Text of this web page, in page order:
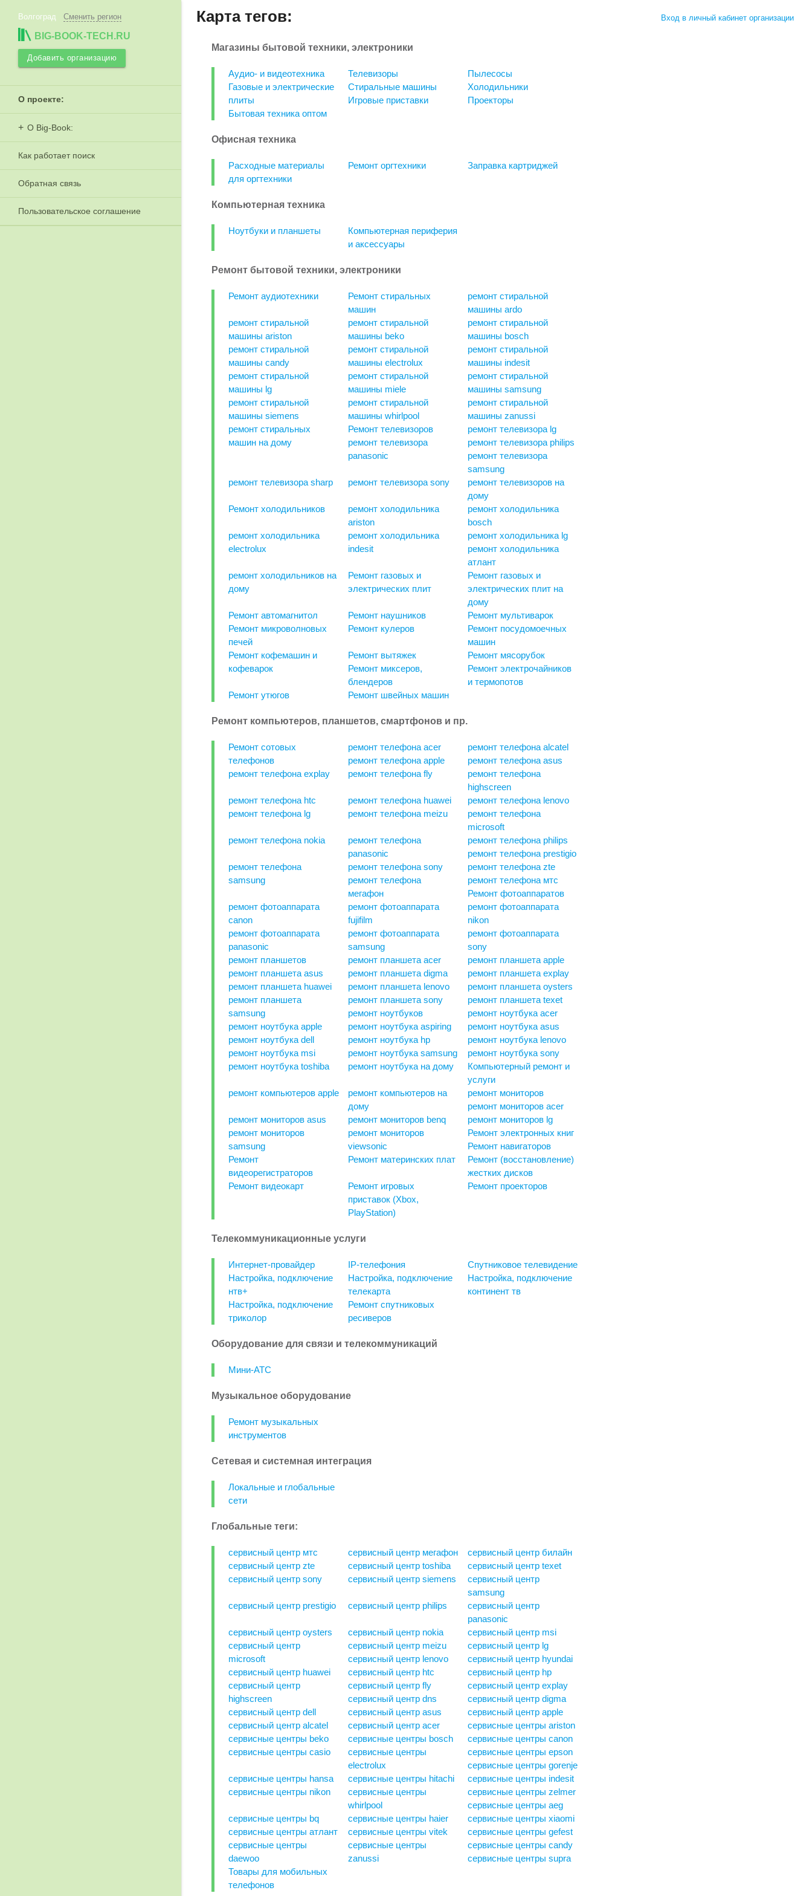
Волгоград Сменить регион
BIG-BOOK-TECH.RU
Добавить организацию
О проекте:
О Big-Book:
Как работает поиск
Обратная связь
Пользовательское соглашение
Карта тегов:
Магазины бытовой техники, электроники
Аудио- и видеотехника Телевизоры
Пылесосы
Газовые и электрические
плиты
Стиральные машины
Холодильники
Игровые приставки
Проекторы
Бытовая техника оптом
Офисная техника
Расходные материалы
для оргтехники
Ремонт оргтехники Заправка картриджей
Компьютерная техника
Ноутбуки и планшеты
Компьютерная периферия
и аксессуары
Ремонт бытовой техники, электроники
Ремонт аудиотехники
Ремонт стиральных
машин
ремонт стиральной
машины ardo
ремонт стиральной
машины ariston
ремонт стиральной
машины beko
ремонт стиральной
машины bosch
ремонт стиральной
машины candy
ремонт стиральной
машины electrolux
ремонт стиральной
машины indesit
ремонт стиральной
машины lg
ремонт стиральной
машины miele
ремонт стиральной
машины samsung
ремонт стиральной
машины siemens
ремонт стиральной
машины whirlpool
ремонт стиральной
машины zanussi
ремонт стиральных
машин на дому
Ремонт телевизоров
ремонт телевизора lg
ремонт телевизора
panasonic
ремонт телевизора philips
ремонт телевизора
samsung
ремонт телевизора sharp
ремонт телевизора sony
ремонт телевизоров на
дому
Ремонт холодильников
ремонт холодильника
ariston
ремонт холодильника
bosch
ремонт холодильника
electrolux
ремонт холодильника
indesit
ремонт холодильника lg
ремонт холодильника
атлант
ремонт холодильников на
дому
Ремонт газовых и
электрических плит
Ремонт газовых и
электрических плит на
дому
Ремонт автомагнитол
Ремонт наушников
Ремонт мультиварок
Ремонт микроволновых
печей
Ремонт кулеров
Ремонт посудомоечных
машин
Ремонт кофемашин и
кофеварок
Ремонт вытяжек
Ремонт мясорубок
Ремонт миксеров,
блендеров
Ремонт электрочайников
и термопотов
Ремонт утюгов
Ремонт швейных машин
Ремонт компьютеров, планшетов, смартфонов и пр.
Ремонт сотовых
телефонов
ремонт телефона acer
ремонт телефона alcatel
ремонт телефона apple
ремонт телефона asus
ремонт телефона explay
ремонт телефона fly
ремонт телефона
highscreen
ремонт телефона htc
ремонт телефона huawei
ремонт телефона lenovo
ремонт телефона lg
ремонт телефона meizu
ремонт телефона
microsoft
ремонт телефона nokia
ремонт телефона
panasonic
ремонт телефона philips
ремонт телефона prestigio
ремонт телефона
samsung
ремонт телефона sony
ремонт телефона zte
ремонт телефона
мегафон
ремонт телефона мтс
Ремонт фотоаппаратов
ремонт фотоаппарата
canon
ремонт фотоаппарата
fujifilm
ремонт фотоаппарата
nikon
ремонт фотоаппарата
panasonic
ремонт фотоаппарата
samsung
ремонт фотоаппарата
sony
ремонт планшетов
ремонт планшета acer
ремонт планшета apple
ремонт планшета asus
ремонт планшета digma
ремонт планшета explay
ремонт планшета huawei
ремонт планшета lenovo
ремонт планшета oysters
ремонт планшета
samsung
ремонт планшета sony
ремонт планшета texet
ремонт ноутбуков
ремонт ноутбука acer
ремонт ноутбука apple
ремонт ноутбука aspiring
ремонт ноутбука asus
ремонт ноутбука dell
ремонт ноутбука hp
ремонт ноутбука lenovo
ремонт ноутбука msi
ремонт ноутбука samsung
ремонт ноутбука sony
ремонт ноутбука toshiba
ремонт ноутбука на дому
Компьютерный ремонт и
услуги
ремонт компьютеров apple
ремонт компьютеров на
дому
ремонт мониторов
ремонт мониторов acer
ремонт мониторов asus
ремонт мониторов benq
ремонт мониторов lg
ремонт мониторов
samsung
ремонт мониторов
viewsonic
Ремонт электронных книг
Ремонт навигаторов
Ремонт
видеорегистраторов
Ремонт материнских плат
Ремонт (восстановление)
жестких дисков
Ремонт видеокарт
Ремонт игровых
приставок (Xbox,
PlayStation)
Ремонт проекторов
Телекоммуникационные услуги
Интернет-провайдер IP-телефония
Спутниковое телевидение
Настройка, подключение
нтв+
Настройка, подключение
телекарта
Настройка, подключение
континент тв
Настройка, подключение
триколор
Ремонт спутниковых
ресиверов
Оборудование для связи и телекоммуникаций
Мини-АТС
Музыкальное оборудование
Ремонт музыкальных
инструментов
Сетевая и системная интеграция
Локальные и глобальные
сети
Глобальные теги:
сервисный центр мтс сервисный центр мегафон
сервисный центр билайн
сервисный центр zte
сервисный центр toshiba
сервисный центр texet
сервисный центр sony
сервисный центр siemens
сервисный центр
samsung
сервисный центр prestigio
сервисный центр philips
сервисный центр
panasonic
сервисный центр oysters
сервисный центр nokia
сервисный центр msi
сервисный центр
microsoft
сервисный центр meizu
сервисный центр lg
сервисный центр lenovo
сервисный центр hyundai
сервисный центр huawei
сервисный центр htc
сервисный центр hp
сервисный центр
highscreen
сервисный центр fly
сервисный центр explay
сервисный центр dns
сервисный центр digma
сервисный центр dell
сервисный центр asus
сервисный центр apple
сервисный центр alcatel
сервисный центр acer
сервисные центры ariston
сервисные центры beko
сервисные центры bosch
сервисные центры canon
сервисные центры casio
сервисные центры
electrolux
сервисные центры epson
сервисные центры gorenje
сервисные центры hansa
сервисные центры hitachi
сервисные центры indesit
сервисные центры nikon
сервисные центры
whirlpool
сервисные центры zelmer
сервисные центры aeg
сервисные центры bq
сервисные центры haier
сервисные центры xiaomi
сервисные центры атлант
сервисные центры vitek
сервисные центры gefest
сервисные центры
daewoo
сервисные центры
zanussi
сервисные центры candy
сервисные центры supra
Товары для мобильных
телефонов
Вход в личный кабинет организации